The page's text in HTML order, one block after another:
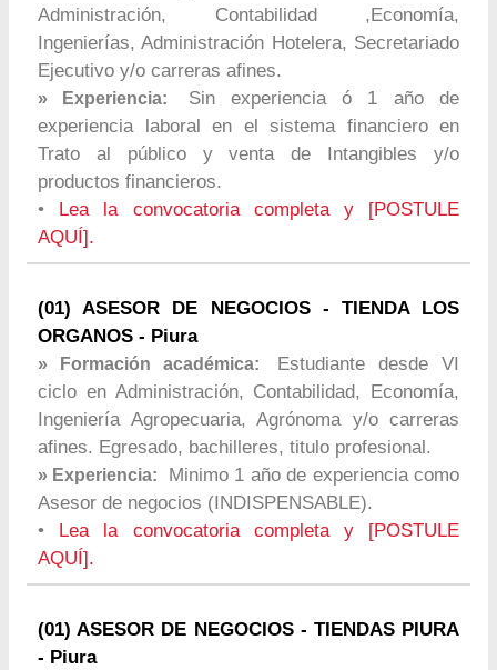
Administración, Contabilidad ,Economía,
Ingenierías, Administración Hotelera, Secretariado
Ejecutivo y/o carreras afines.
» Experiencia:
Sin experiencia ó 1 año de
experiencia laboral en el sistema financiero en
Trato al público y venta de Intangibles y/o
productos financieros.
•
Lea la convocatoria completa y [POSTULE
AQUÍ].
(01) ASESOR DE NEGOCIOS - TIENDA LOS
ORGANOS - Piura
» Formación académica:
Estudiante desde VI
ciclo en Administración, Contabilidad, Economía,
Ingeniería Agropecuaria, Agrónoma y/o carreras
afines. Egresado, bachilleres, titulo profesional.
» Experiencia:
Minimo 1 año de experiencia como
Asesor de negocios (INDISPENSABLE).
•
Lea la convocatoria completa y [POSTULE
AQUÍ].
(01) ASESOR DE NEGOCIOS - TIENDAS PIURA
- Piura